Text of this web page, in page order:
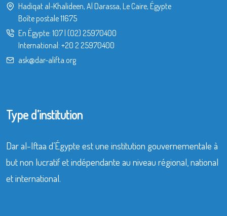
Hadiqat al-Khalideen, Al Darassa, Le Caire, Égypte
Boîte postale 11675
En Égypte: 107| (02) 25970400
International: +20 2 25970400
ask@dar-alifta.org
Type d’institution
Dar al-Iftaa d’Égypte est une institution gouvernementale à
but non lucratif et indépendante au niveau régional, national
et international.